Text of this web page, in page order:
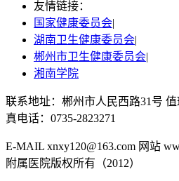
友情链接：
国家健康委员会|
湖南卫生健康委员会|
郴州市卫生健康委员会|
湘南学院
联系地址：郴州市人民西路31号 值
真电话：0735-2823271
E-MAIL xnxy120@163.com 网站
附属医院版权所有（2012）